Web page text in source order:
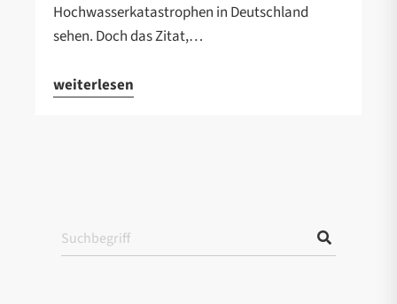
Hochwasserkatastrophen in Deutschland
sehen. Doch das Zitat,…
weiterlesen